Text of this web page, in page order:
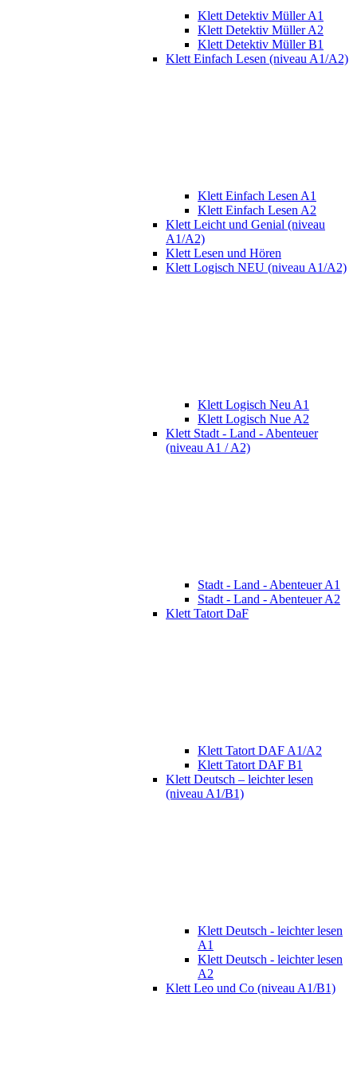
Klett Detektiv Müller A1
Klett Detektiv Müller A2
Klett Detektiv Müller B1
Klett Einfach Lesen (niveau A1/A2)
Klett Einfach Lesen A1
Klett Einfach Lesen A2
Klett Leicht und Genial (niveau
A1/A2)
Klett Lesen und Hören
Klett Logisch NEU (niveau A1/A2)
Klett Logisch Neu A1
Klett Logisch Nue A2
Klett Stadt - Land - Abenteuer
(niveau A1 / A2)
Stadt - Land - Abenteuer A1
Stadt - Land - Abenteuer A2
Klett Tatort DaF
Klett Tatort DAF A1/A2
Klett Tatort DAF B1
Klett Deutsch – leichter lesen
(niveau A1/B1)
Klett Deutsch - leichter lesen
A1
Klett Deutsch - leichter lesen
A2
Klett Leo und Co (niveau A1/B1)